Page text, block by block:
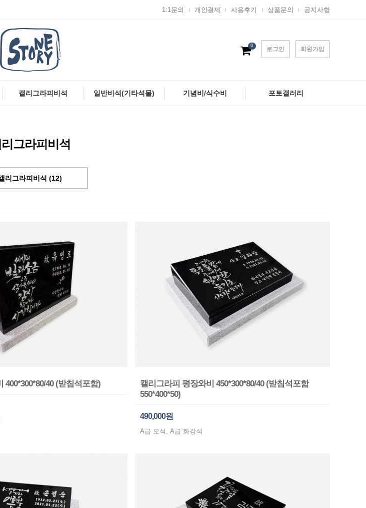
1:1문의 개인결제 사용후기 상품문의 공지사항
0
로그인 회원가입
캘리그라피비석 일반비석(기타석물) 기념비/식수비 포토갤러리
그라피비석
리그라피비석 (12)
400*300*80/40 (받침석포함)
캘리그라피 평장와비 450*300*80/40 (받침석포함
550*400*50)
490,000원
A급 오석, A급 화강석